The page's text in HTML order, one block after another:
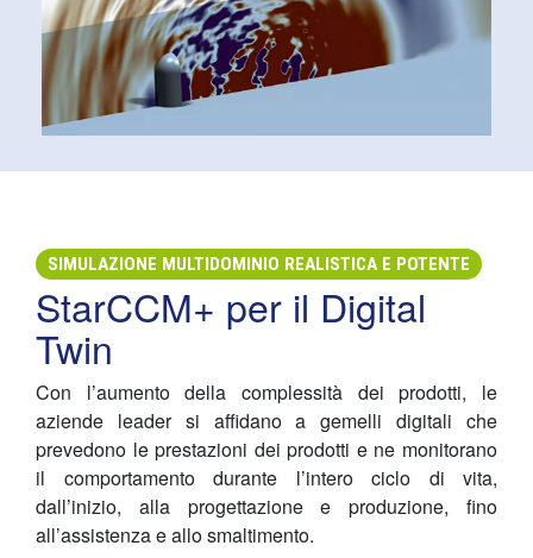
SIMULAZIONE MULTIDOMINIO REALISTICA E POTENTE
StarCCM+ per il Digital
Twin
Con l’aumento della complessità dei prodotti, le
aziende leader si affidano a gemelli digitali che
prevedono le prestazioni dei prodotti e ne monitorano
il comportamento durante l’intero ciclo di vita,
dall’inizio, alla progettazione e produzione, fino
all’assistenza e allo smaltimento.